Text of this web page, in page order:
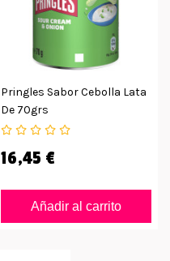
Pringles Sabor Cebolla Lata
De 70grs
16,45 €
Añadir al carrito